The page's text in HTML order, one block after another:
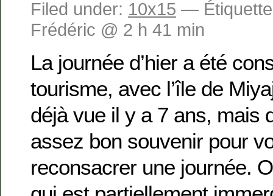
Filed under: 10x15 —
Frédéric @ 2 h 41 min
La journée d’hier a été
tourisme, avec l’île de
déjà vue il y a 7 ans, mais
assez bon souvenir pour
reconsacrer une journée.